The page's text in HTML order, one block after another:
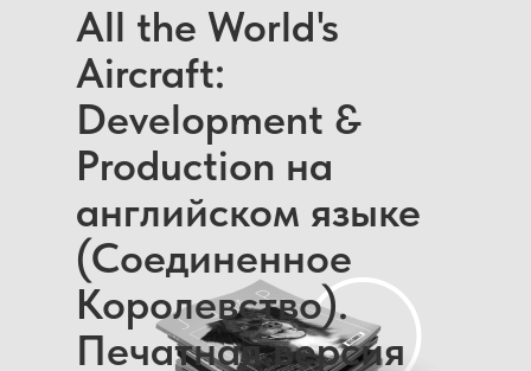
All the World's
Aircraft:
Development &
Production на
английском языке
(Соединенное
Королевство).
Печатная версия